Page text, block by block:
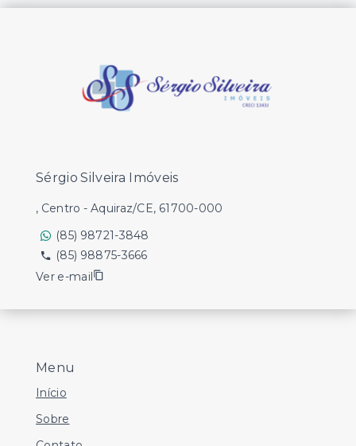
Menu
Início
Sobre
Sérgio Silveira Imóveis
, Centro - Aquiraz/CE, 61700-000
(85) 98721-3848
(85) 98875-3666
Ver e-mail